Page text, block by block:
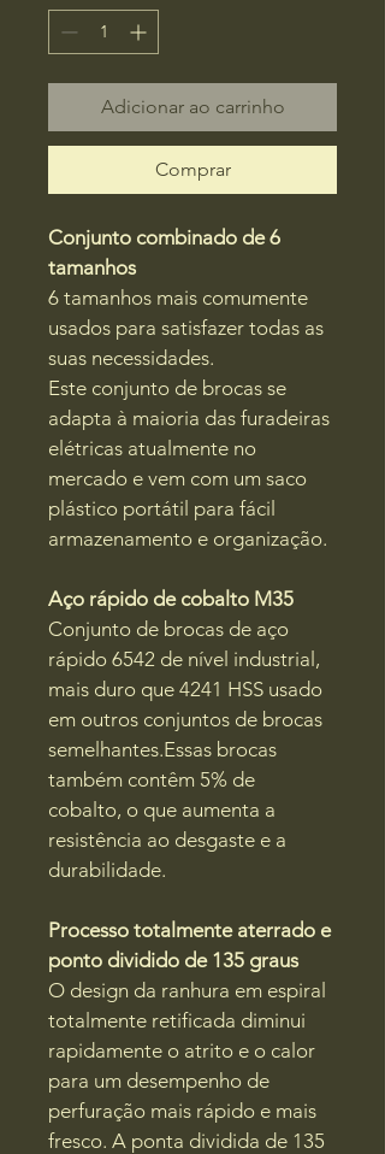
Adicionar ao carrinho
Comprar
Conjunto combinado de 6
tamanhos
6 tamanhos mais comumente
usados para satisfazer todas as
suas necessidades.
Este conjunto de brocas se
adapta à maioria das furadeiras
elétricas atualmente no
mercado e vem com um saco
plástico portátil para fácil
armazenamento e organização.
Aço rápido de cobalto M35
Conjunto de brocas de aço
rápido 6542 de nível industrial,
mais duro que 4241 HSS usado
em outros conjuntos de brocas
semelhantes.Essas brocas
também contêm 5% de
cobalto, o que aumenta a
resistência ao desgaste e a
durabilidade.
Processo totalmente aterrado e
ponto dividido de 135 graus
O design da ranhura em espiral
totalmente retificada diminui
rapidamente o atrito e o calor
para um desempenho de
perfuração mais rápido e mais
fresco. A ponta dividida de 135